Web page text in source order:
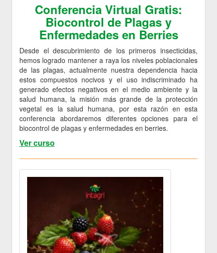
Conferencia Virtual Gratis:
Biocontrol de Plagas y
Enfermedades en Berries
Desde el descubrimiento de los primeros insecticidas,
hemos logrado mantener a raya los niveles poblacionales
de las plagas, actualmente nuestra dependencia hacia
estos compuestos nocivos y el uso indiscriminado ha
generado efectos negativos en el medio ambiente y la
salud humana, la misión más grande de la protección
vegetal es la salud humana, por esta razón en esta
conferencia abordaremos diferentes opciones para el
biocontrol de plagas y enfermedades en berries.
Ver curso